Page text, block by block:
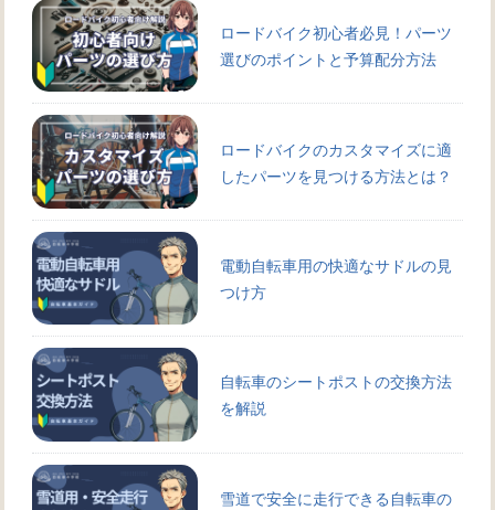
ロードバイク初心者必見！パーツ
選びのポイントと予算配分方法
ロードバイクのカスタマイズに適
したパーツを見つける方法とは？
電動自転車用の快適なサドルの見
つけ方
自転車のシートポストの交換方法
を解説
雪道で安全に走行できる自転車の